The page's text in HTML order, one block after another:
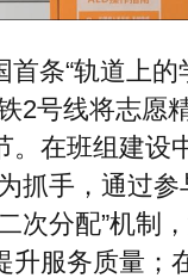
首条“轨道上的
2号线将志愿
。在班组建设
抓手，通过
次分配”机制
升服务质量；